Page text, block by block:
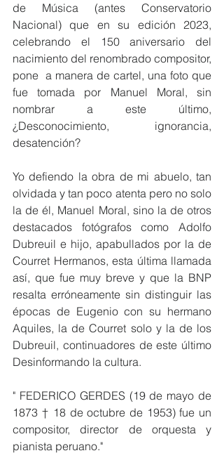
de Música (antes Conservatorio
Nacional) que en su edición 2023,
celebrando el 150 aniversario del
nacimiento del renombrado compositor,
pone  a manera de cartel, una foto que
fue tomada por Manuel Moral, sin
nombrar a este último,
¿Desconocimiento, ignorancia,
desatención?
Yo defiendo la obra de mi abuelo, tan
olvidada y tan poco atenta pero no solo
la de él, Manuel Moral, sino la de otros
destacados fotógrafos como Adolfo
Dubreuil e hijo, apabullados por la de
Courret Hermanos, esta última llamada
así, que fue muy breve y que la BNP
resalta erróneamente sin distinguir las
épocas de Eugenio con su hermano
Aquiles, la de Courret solo y la de los
Dubreuil, continuadores de este último
Desinformando la cultura.
" FEDERICO GERDES (19 de mayo de
1873 † 18 de octubre de 1953) fue un
compositor, director de orquesta y
pianista peruano."